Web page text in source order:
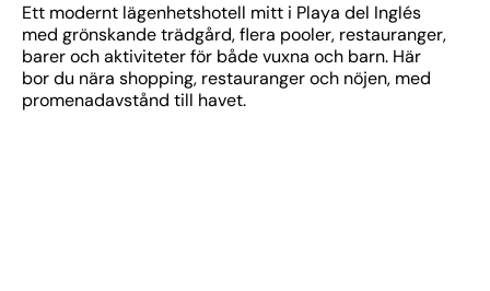
Ett modernt lägenhetshotell mitt i Playa del Inglés
med grönskande trädgård, flera pooler, restauranger,
barer och aktiviteter för både vuxna och barn. Här
bor du nära shopping, restauranger och nöjen, med
promenadavstånd till havet.